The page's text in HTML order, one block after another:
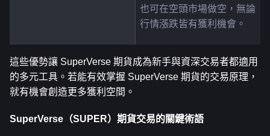
也可在空頭市場做空，無論
行情漲跌皆有獲利機會。
這些優勢讓 SuperVerse 期貨成為新手與資深交易者都適用
的多元工具。若能有效掌握 SuperVerse 期貨的交易原理，
就有機會創造更多獲利空間。
SuperVerse（SUPER）期貨交易的關鍵術語